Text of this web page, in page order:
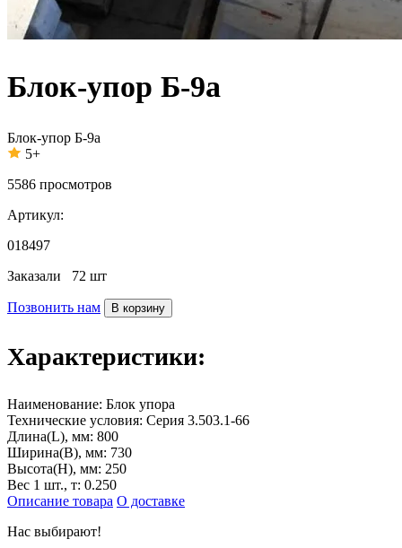
Блок-упор Б-9а
Блок-упор Б-9а
5+
5586 просмотров
Артикул:
018497
Заказали 72 шт
Позвонить нам В корзину
Характеристики:
Наименование: Блок упора
Технические условия: Серия 3.503.1-66
Длина(L), мм: 800
Ширина(B), мм: 730
Высота(H), мм: 250
Вес 1 шт., т: 0.250
Описание товара О доставке
Нас выбирают!